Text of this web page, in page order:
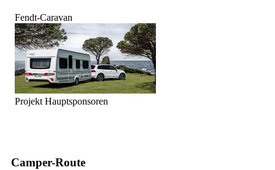
Fendt-Caravan
Projekt Hauptsponsoren
Camper-Route